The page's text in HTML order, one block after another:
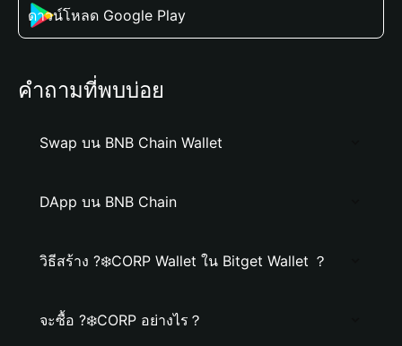
ดาวน์โหลด Google Play
คำถามที่พบบ่อย
Swap บน BNB Chain Wallet
DApp บน BNB Chain
วิธีสร้าง ?‍❄️CORP Wallet ใน Bitget Wallet ？
จะซื้อ ?‍❄️CORP อย่างไร？